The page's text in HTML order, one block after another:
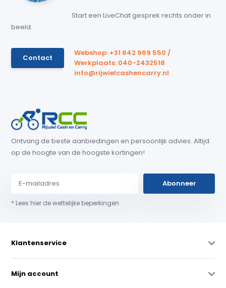
Start een LiveChat gesprek rechts onder in
beeld.
Contact
Webshop: +31 642 969 550 /
Werkplaats: 040-2432518
info@rijwielcashencarry.nl
Ontvang de beste aanbiedingen en persoonlijk advies. Altijd
op de hoogte van de hoogste kortingen!
Abonneer
* Lees hier de wettelijke beperkingen
Klantenservice
Mijn account